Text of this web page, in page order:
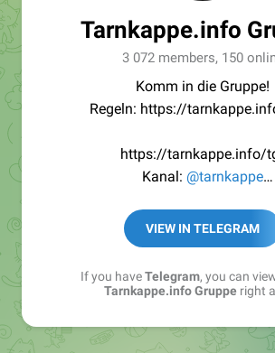
Tarnkappe.info
3 072 members, 150
Komm in die Gruppe!
Regeln: https://
https://tarnkappe.info/
Kanal: @tarnkappe
Best of:
Kochen: https://t.me/
VIEW IN TELEGRAM
If you haveTelegram, you can
Tarnkappe.info Grupperight